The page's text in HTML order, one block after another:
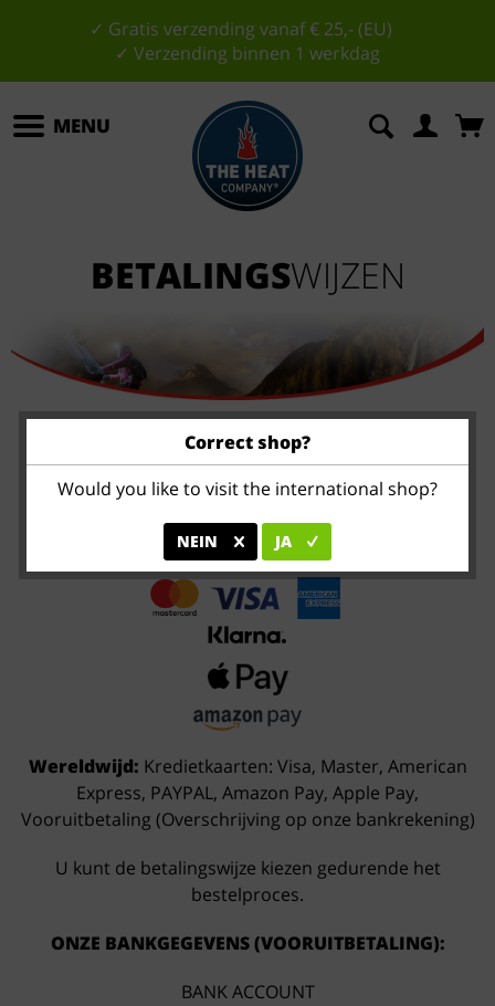
✓ Gratis verzending vanaf € 25,- (EU)
✓ Verzending binnen 1 werkdag
MENU
BETALINGSWIJZEN
WE AANVAARDEN DE VOLGENDE
BETALINGSKAARTEN
Wereldwijd: Kredietkaarten: Visa, Master, American
Express, PAYPAL, Amazon Pay, Apple Pay,
Vooruitbetaling (Overschrijving op onze bankrekening)
U kunt de betalingswijze kiezen gedurende het
bestelproces.
ONZE BANKGEGEVENS (VOORUITBETALING):
BANK ACCOUNT
Correct shop?
Would you like to visit the international shop?
NEIN JA